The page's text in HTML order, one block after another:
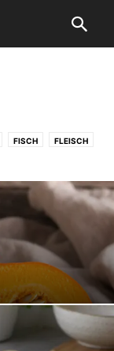
FISCH FLEISCH
KURIOSES
REZEPTE